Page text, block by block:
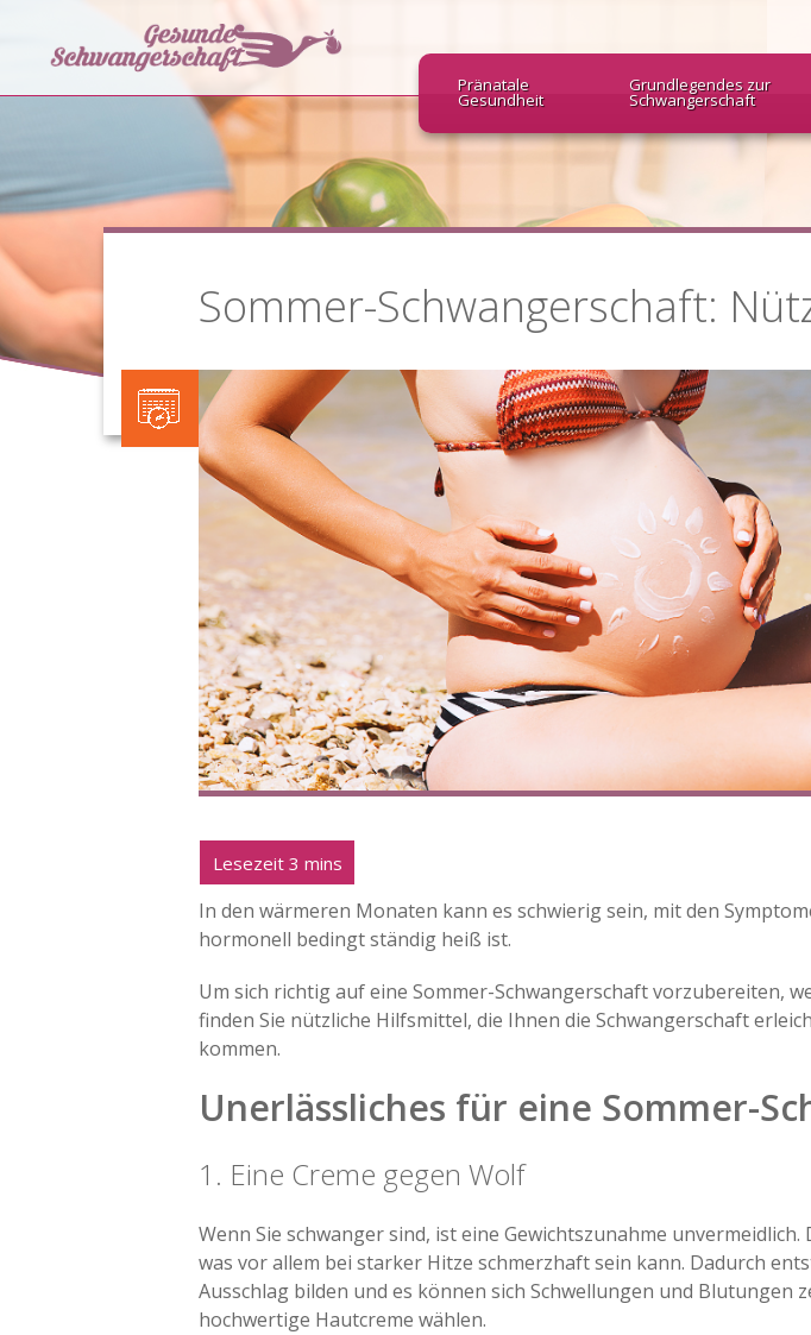
Pränatale
Gesundheit
Grundlegendes zur
Schwangerschaft
Sommer-Schwangerschaft:
In den wärmeren Monaten kann es schwierig sein, mit den
hormonell bedingt ständig heiß ist.
Um sich richtig auf eine Sommer-Schwangerschaft vorzubereiten,
finden Sie nützliche Hilfsmittel, die Ihnen die Schwangerschaft
kommen.
Unerlässliches für eine Sommer-
1. Eine Creme gegen Wolf
Wenn Sie schwanger sind, ist eine Gewichtszunahme
was vor allem bei starker Hitze schmerzhaft sein kann. Dadurch
Ausschlag bilden und es können sich Schwellungen und Blutungen
hochwertige Hautcreme wählen.